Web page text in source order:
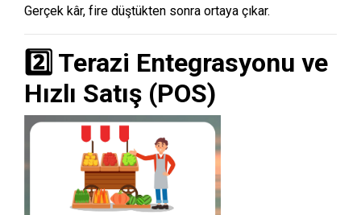
Gerçek kâr, fire düştükten sonra ortaya çıkar.
2️⃣ Terazi Entegrasyonu ve
Hızlı Satış (POS)